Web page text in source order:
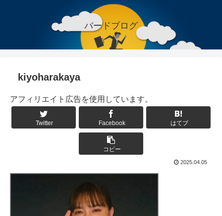
バードブログ
kiyoharakaya
アフィリエイト広告を使用しています。
Twitter Facebook はてブ
コピー
2025.04.05